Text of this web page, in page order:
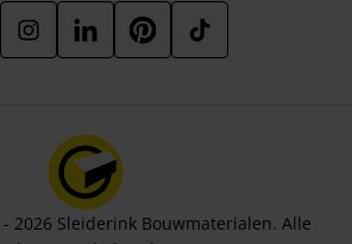
2026 Sleiderink Bouwmaterialen. Alle